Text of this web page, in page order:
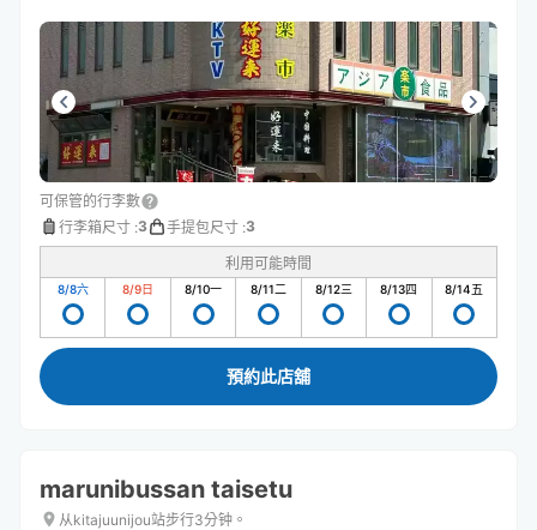
可保管的行李數
行李箱尺寸 :3 手提包尺寸 :3
利用可能時間
8/8六 8/9日 8/10一 8/11二 8/12三 8/13四 8/14五
預約此店舖
marunibussan taisetu
从kitajuunijou站步行3分钟。